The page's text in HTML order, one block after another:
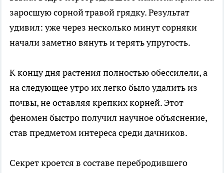
заросшую сорной травой грядку. Результат
удивил: уже через несколько минут сорняки
начали заметно вянуть и терять упругость.
К концу дня растения полностью обессилели, а
на следующее утро их легко было удалить из
почвы, не оставляя крепких корней. Этот
феномен быстро получил научное объяснение,
став предметом интереса среди дачников.
Секрет кроется в составе перебродившего